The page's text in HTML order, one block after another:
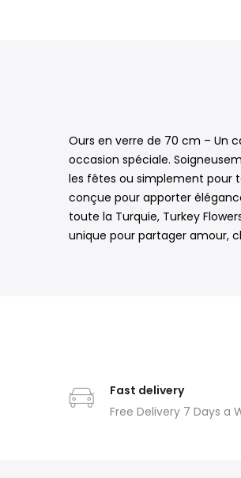
Ours en verre de 70 cm – Un
occasion spéciale.
les fêtes ou simplement pour
conçue pour apporter
toute la Turquie, Turkey
unique pour partager amour,
Fast delivery
Free Delivery 7 Days a